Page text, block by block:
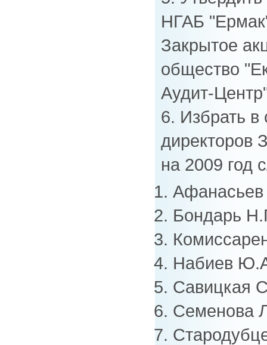
НГАБ
Закрытое
общество
Аудит-
6. Избрать в
директоров
на 2009 год
Бондарь
Набиев
Савицкая
Семенова